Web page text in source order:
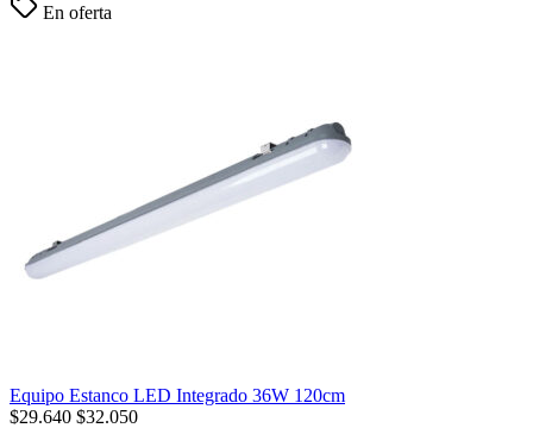
En oferta
Equipo Estanco LED Integrado 36W 120cm
$29.640 $32.050